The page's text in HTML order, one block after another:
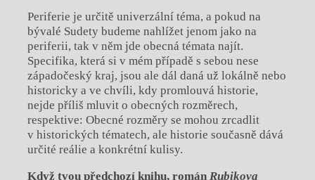
Periferie je určitě univerzální téma, a pokud na
bývalé Sudety budeme nahlížet jenom jako na
periferii, tak v něm jde obecná témata najít.
Specifika, která si v mém případě s sebou nese
západočeský kraj, jsou ale dál daná už lokálně nebo
historicky a ve chvíli, kdy promlouvá historie,
nejde příliš mluvit o obecných rozměrech,
respektive: Obecné rozměry se mohou zrcadlit
v historických tématech, ale historie současně dává
určité reálie a konkrétní kulisy.
Když tvou předchozí knihu, román Rubikova